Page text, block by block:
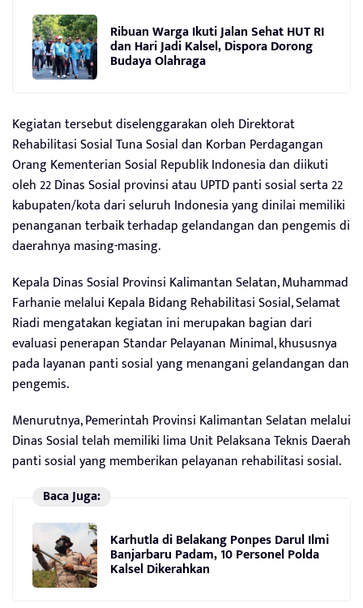
Ribuan Warga Ikuti Jalan Sehat HUT RI
dan Hari Jadi Kalsel, Dispora Dorong
Budaya Olahraga
Kegiatan tersebut diselenggarakan oleh Direktorat
Rehabilitasi Sosial Tuna Sosial dan Korban Perdagangan
Orang Kementerian Sosial Republik Indonesia dan diikuti
oleh 22 Dinas Sosial provinsi atau UPTD panti sosial serta 22
kabupaten/kota dari seluruh Indonesia yang dinilai memiliki
penanganan terbaik terhadap gelandangan dan pengemis di
daerahnya masing-masing.
Kepala Dinas Sosial Provinsi Kalimantan Selatan, Muhammad
Farhanie melalui Kepala Bidang Rehabilitasi Sosial, Selamat
Riadi mengatakan kegiatan ini merupakan bagian dari
evaluasi penerapan Standar Pelayanan Minimal, khususnya
pada layanan panti sosial yang menangani gelandangan dan
pengemis.
Menurutnya, Pemerintah Provinsi Kalimantan Selatan melalui
Dinas Sosial telah memiliki lima Unit Pelaksana Teknis Daerah
panti sosial yang memberikan pelayanan rehabilitasi sosial.
Baca Juga:
Karhutla di Belakang Ponpes Darul Ilmi
Banjarbaru Padam, 10 Personel Polda
Kalsel Dikerahkan